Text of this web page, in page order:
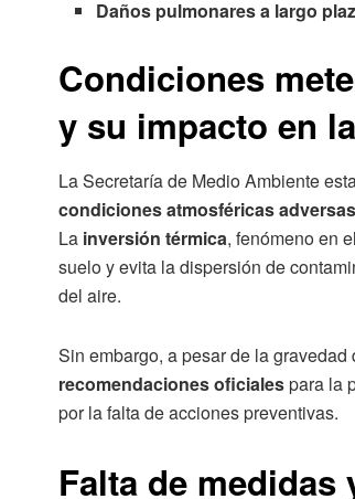
Daños pulmonares a largo
Condiciones
y su impacto en
La Secretaría de Medio Ambiente
condiciones atmosféricas adversas
La inversión térmica, fenómeno en
suelo y evita la dispersión de
del aire.
Sin embargo, a pesar de la gravedad
recomendaciones oficialespara la
por la falta de acciones preventivas.
Falta de medidas